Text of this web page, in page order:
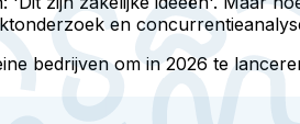
en
bedrijven om in 2026 te